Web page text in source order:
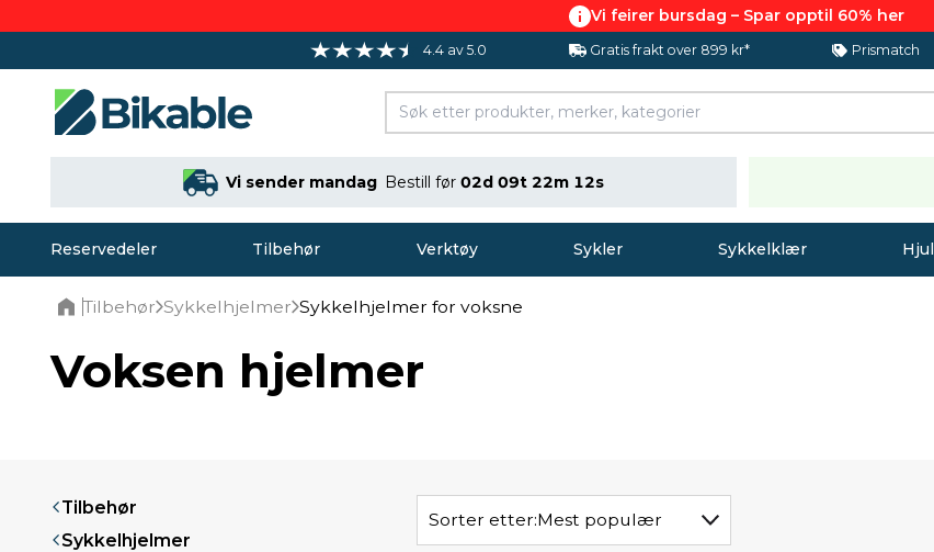
Vi feirer bursdag – Spar opptil 60% her
4.4 av 5.0 Gratis frakt over 899 kr* Prismatch
Vi sender mandag Bestill før02d 09t 22m 11s
Reservedeler Tilbehør Verktøy Sykler Sykkelklær Hjul
Tilbehør Sykkelhjelmer Sykkelhjelmer for voksne
Voksen hjelmer
Tilbehør
Sykkelhjelmer
Sorter etter:Mest populær